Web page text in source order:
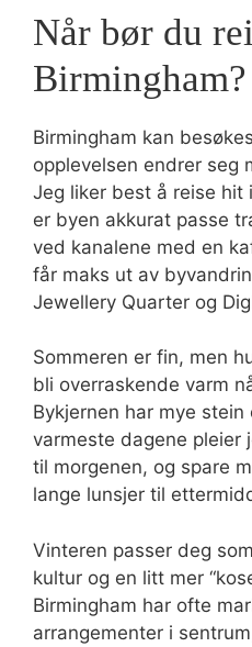
Når bør du
Birmingham?
Birmingham kan
opplevelsen endrer seg
Jeg liker best å reise hit
er byen akkurat passe
ved kanalene med en
får maks ut av
Jewellery Quarter og
Sommeren er fin, men
bli overraskende varm
Bykjernen har mye
varmeste dagene pleier
til morgenen, og spare
lange lunsjer til
Vinteren passer deg
kultur og en litt mer
Birmingham har ofte
arrangementer i